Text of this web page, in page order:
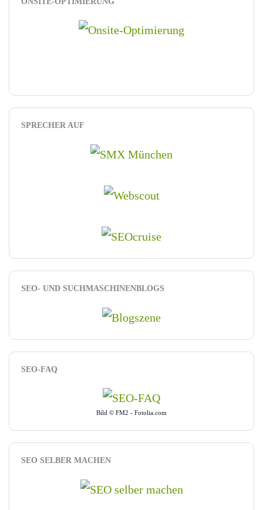
SPRECHER AUF
SEO- UND SUCHMASCHINENBLOGS
SEO-FAQ
Bild © FM2 - Fotolia.com
SEO SELBER MACHEN